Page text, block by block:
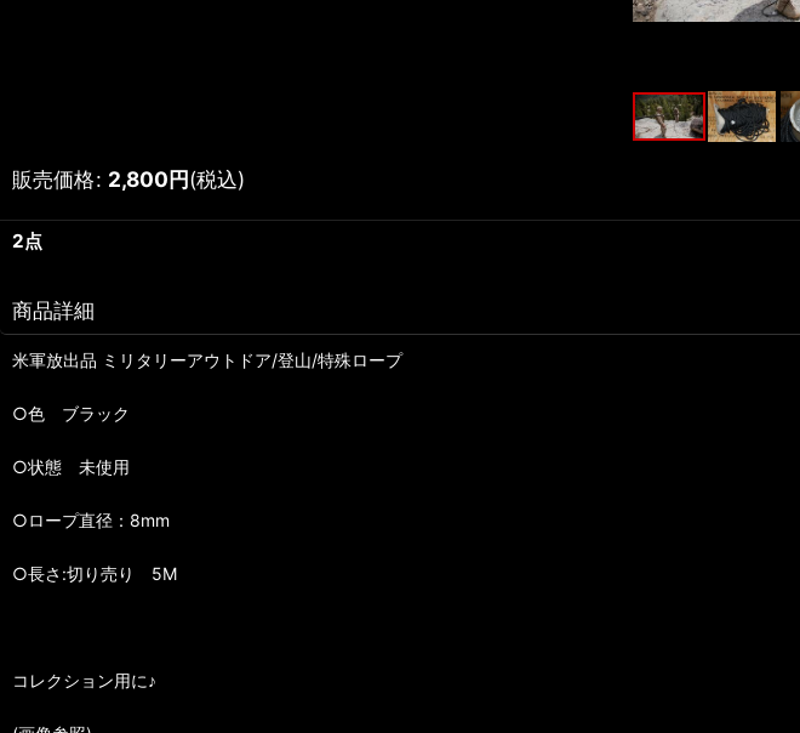
販売価格: 2,800円(税込)
2点
商品詳細
米軍放出品 ミリタリーアウトドア/登山/特殊ロープ
○色 ブラック
○状態 未使用
○ロープ直径：8mm
○長さ:切り売り 5M
コレクション用に♪